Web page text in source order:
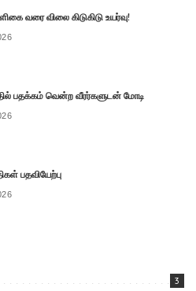
வரை விலை கிடுகிடு உயர்வு!
பதக்கம் வென்ற வீரர்களுடன் மோடி
பதவியேற்பு
3